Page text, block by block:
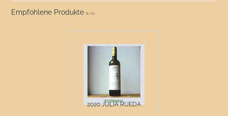
Empfohlene Produkte (1/2)
2020 JULIA RUEDA